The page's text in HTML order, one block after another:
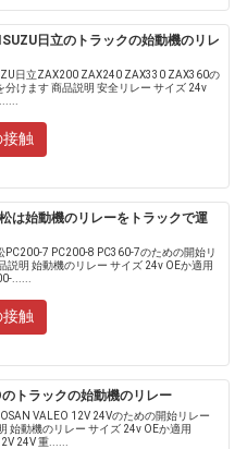
日立のトラックの始動機のリレ
日立ZAX200 ZAX240 ZAX330 ZAX360の
分けます 商品説明 安全リレー サイズ 24v
触
は始動機のリレーをトラックで運
PC200-7 PC200-8 PC360-7のための開始リ
説明 始動機のリレー サイズ 24v OEか適用
......
触
トラックの始動機のリレー
VALEO 12V 24Vのための開始リレー
始動機のリレー サイズ 24v OEか適用
24V 重......